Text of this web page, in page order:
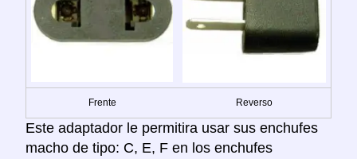
Frente Reverso
Este adaptador le permitira usar sus enchufes
macho de tipo: C, E, F en los enchufes